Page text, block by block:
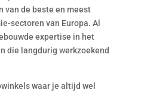
van de beste en meest
sectoren van Europa. Al
expertise in het
die langdurig werkzoekend
waar je altijd wel